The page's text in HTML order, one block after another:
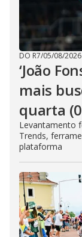
DO R7/05/08/2026
‘João
mais
quarta
Levantamento
Trends,
plataforma